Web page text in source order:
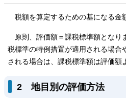
税額を算定するための基になる金
原則、評価額＝課税標準額となり
税標準の特例措置が適用される場合
される場合は、課税標準額は評価額
2 地目別の評価方法